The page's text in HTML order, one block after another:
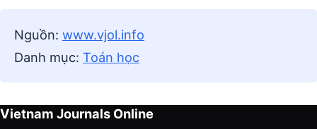
Nguồn: www.vjol.info
Danh mục: Toán học
Vietnam Journals Online